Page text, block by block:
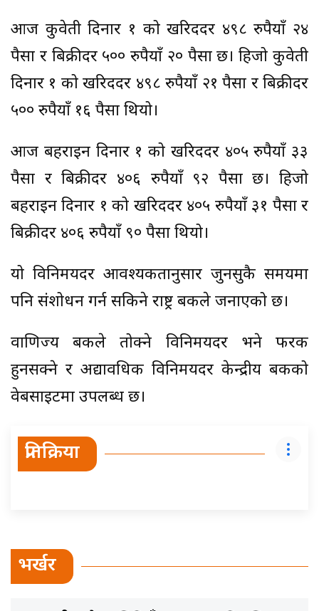
आज कुवेती दिनार १ को खरिददर ४९८ रुपैयाँ २४
पैसा र बिक्रीदर ५०० रुपैयाँ २० पैसा छ। हिजो कुवेती
दिनार १ को खरिददर ४९८ रुपैयाँ २१ पैसा र बिक्रीदर
५०० रुपैयाँ १६ पैसा थियो।
आज बहराइन दिनार १ को खरिददर ४०५ रुपैयाँ ३३
पैसा र बिक्रीदर ४०६ रुपैयाँ ९२ पैसा छ। हिजो
बहराइन दिनार १ को खरिददर ४०५ रुपैयाँ ३१ पैसा र
बिक्रीदर ४०६ रुपैयाँ ९० पैसा थियो।
यो विनिमयदर आवश्यकतानुसार जुनसुकै समयमा
पनि संशोधन गर्न सकिने राष्ट्र बैंकले जनाएको छ।
वाणिज्य बैंकले तोक्ने विनिमयदर भने फरक
हुनसक्ने र अद्यावधिक विनिमयदर केन्द्रीय बैंकको
वेबसाइटमा उपलब्ध छ।
प्रतिक्रिया
भर्खर